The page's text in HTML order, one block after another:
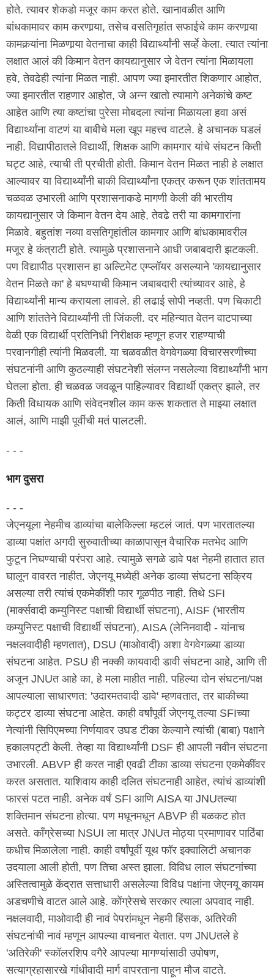
होते. त्यावर शेकडो मजूर काम करत होते. खानावळीत आणि
बांधकामावर काम करणार्‍या, तसेच वसतिगृहांत सफाईचे काम करणार्‍या
कामकर्‍यांना मिळणार्‍या वेतनाचा काही विद्यार्थ्यांनी सर्व्हे केला. त्यात त्यांना
लक्षात आलं की किमान वेतन कायद्यानुसार जे वेतन त्यांना मिळायला
हवे, तेवढेही त्यांना मिळत नाही. आपण ज्या इमारतीत शिकणार आहोत,
ज्या इमारतीत राहणार आहोत, जे अन्न खातो त्यामागे अनेकांचे कष्ट
आहेत आणि त्या कष्टांचा पुरेसा मोबदला त्यांना मिळायला हवा असं
विद्यार्थ्यांना वाटणं या बाबीचे मला खूप महत्त्व वाटले. हे अचानक घडलं
नाही. विद्यापीठातले विद्यार्थी, शिक्षक आणि कामगार यांचे संघटन किती
घट्ट आहे, त्याची ती प्रचीती होती. किमान वेतन मिळत नाही हे लक्षात
आल्यावर या विद्यार्थ्यांनी बाकी विद्यार्थ्यांना एकत्र करून एक शांततामय
चळवळ उभारली आणि प्रशासनाकडे मागणी केली की भारतीय
कायद्यानुसार जे किमान वेतन देय आहे, तेवढे तरी या कामगारांना
मिळावे. बहुतांश नव्या वसतिगृहांतील कामगार आणि बांधकामावरील
मजूर हे कंत्राटी होते. त्यामुळे प्रशासनाने आधी जबाबदारी झटकली.
पण विद्यापीठ प्रशासन हा अल्टिमेट एम्प्लॉयर असल्याने 'कायद्यानुसार
वेतन मिळते का' हे बघण्याची किमान जबाबदारी त्यांच्यावर आहे, हे
विद्यार्थ्यांनी मान्य करायला लावले. ही लढाई सोपी नव्हती. पण चिकाटी
आणि शांततेने विद्यार्थ्यांनी ती जिंकली. दर महिन्यात वेतन वाटपाच्या
वेळी एक विद्यार्थी प्रतिनिधी निरीक्षक म्हणून हजर राहण्याची
परवानगीही त्यांनी मिळवली. या चळवळीत वेगवेगळ्या विचारसरणीच्या
संघटनांनी आणि कुठल्याही संघटनेशी संलग्न नसलेल्या विद्यार्थ्यांनी भाग
घेतला होता. ही चळवळ जवळून पाहिल्यावर विद्यार्थी एकत्र झाले, तर
किती विधायक आणि संवेदनशील काम करू शकतात ते माझ्या लक्षात
आलं, आणि माझी पूर्वीची मतं पालटली.
- - -
भाग दुसरा
- - -
जेएनयूला नेहमीच डाव्यांचा बालेकिल्ला म्हटलं जातं. पण भारतातल्या
डाव्या पक्षांत अगदी सुरुवातीच्या काळापासून वैचारिक मतभेद आणि
फुटून निघण्याची परंपरा आहे. त्यामुळे सगळे डावे पक्ष नेहमी हातात हात
घालून वावरत नाहीत. जेएनयू मध्येही अनेक डाव्या संघटना सक्रिय
असल्या तरी त्यांचं एकमेकींशी फार गूळपीठ नाही. तिथे SFI
(मार्क्सवादी कम्युनिस्ट पक्षाची विद्यार्थी संघटना), AISF (भारतीय
कम्युनिस्ट पक्षाची विद्यार्थी संघटना), AISA (लेनिनवादी - यांनाच
नक्षलवादीही म्हणतात), DSU (माओवादी) अशा वेगवेगळ्या डाव्या
संघटना आहेत. PSU ही नक्की कायवादी डावी संघटना आहे, आणि ती
अजून JNUत आहे का, हे मला माहीत नाही. पहिल्या दोन संघटना/पक्ष
आपल्याला साधारणत: 'उदारमतवादी डावे' म्हणवतात, तर बाकीच्या
कट्टर डाव्या संघटना आहेत. काही वर्षांपूर्वी जेएनयू तल्या SFIच्या
नेत्यांनी सिपिएमच्या निर्णयावर उघड टीका केल्याने त्यांची (बाबा) पक्षाने
हकालपट्टी केली. तेव्हा या विद्यार्थ्यांनी DSF ही आपली नवीन संघटना
उभारली. ABVP ही करत नाही एवढी टीका डाव्या संघटना एकमेकींवर
करत असतात. याशिवाय काही दलित संघटनाही आहेत, त्यांचं डाव्यांशी
फारसं पटत नाही. अनेक वर्षं SFI आणि AISA या JNUतल्या
शक्तिमान संघटना होत्या. पण मधूनमधून ABVP ही बळकट होत
असते. काँग्रेसच्या NSUI ला मात्र JNUत मोठ्या प्रमाणावर पाठिंबा
कधीच मिळालेला नाही. काही वर्षांपूर्वी यूथ फॉर इक्वालिटी अचानक
उदयाला आली होती, पण तिचा अस्त झाला. विविध लाल संघटनांच्या
अस्तित्वामुळे केंद्रात सत्ताधारी असलेल्या विविध पक्षांना जेएनयू कायम
अडचणीचे वाटत आले आहे. कोंग्रेसचे सरकार त्याला अपवाद नाही.
नक्षलवादी, माओवादी ही नावं पेपरांमधून नेहमी हिंसक, अतिरेकी
संघटनांची नावं म्हणून आपल्या वाचनात येतात. पण JNUतले हे
'अतिरेकी' स्कॉलरशिप वगैरे आपल्या मागण्यांसाठी उपोषण,
सत्याग्रहासारखे गांधीवादी मार्ग वापरताना पाहून मौज वाटते.